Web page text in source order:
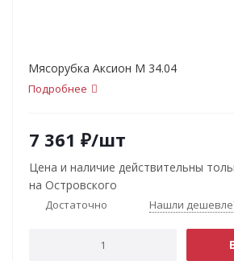
Мясорубка Аксион М 34.04
Подробнее
7 361 ₽/шт
Цена и наличие действительны
на Островского
Достаточно Нашли